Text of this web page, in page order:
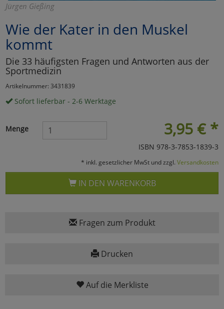
Jürgen Gießing
Wie der Kater in den Muskel
kommt
Die 33 häufigsten Fragen und Antworten aus der
Sportmedizin
Artikelnummer: 3431839
Sofort lieferbar - 2-6 Werktage
3,95 € *
Menge
ISBN 978-3-7853-1839-3
* inkl. gesetzlicher MwSt und zzgl. Versandkosten
IN DEN WARENKORB
Fragen zum Produkt
Drucken
Auf die Merkliste
Umfragetools
Cookies
Einstellungen speichern
zu Haupptseite